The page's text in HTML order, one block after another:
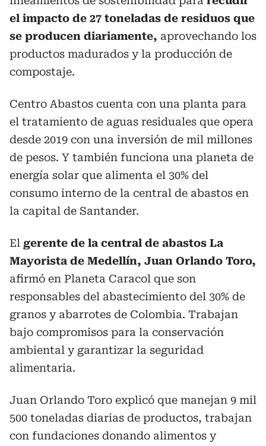
el impacto de 27 toneladas de residuos que
se producen diariamente, aprovechando los
productos madurados y la producción de
compostaje.
Centro Abastos cuenta con una planta para
el tratamiento de aguas residuales que opera
desde 2019 con una inversión de mil millones
de pesos. Y también funciona una planeta de
energía solar que alimenta el 30% del
consumo interno de la central de abastos en
la capital de Santander.
El gerente de la central de abastos La
Mayorista de Medellín, Juan Orlando Toro,
afirmó en Planeta Caracol que son
responsables del abastecimiento del 30% de
granos y abarrotes de Colombia. Trabajan
bajo compromisos para la conservación
ambiental y garantizar la seguridad
alimentaria.
Juan Orlando Toro explicó que manejan 9 mil
500 toneladas diarias de productos, trabajan
con fundaciones donando alimentos y